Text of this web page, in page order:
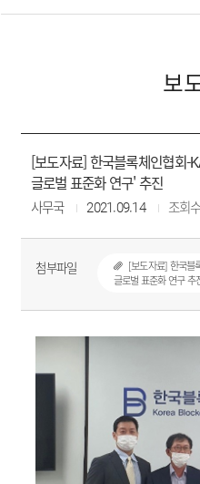
보
[보도자료] 한국블록체인협회-
글로벌 표준화 연구' 추진
사무국 2021.09.14 조회
첨부파일
[보도자료] 한국블
글로벌 표준화 연구 추